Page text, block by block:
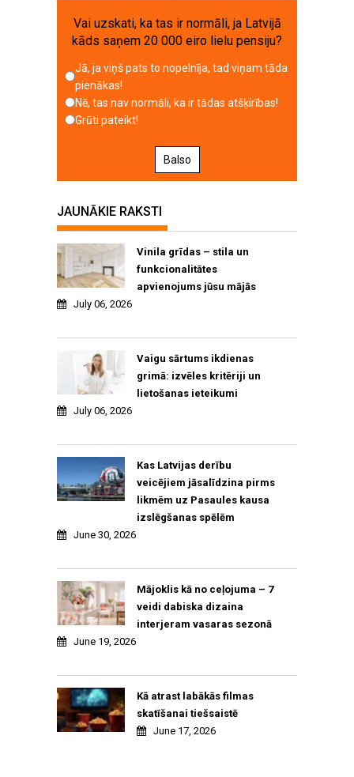
Vai uzskati, ka tas ir normāli, ja Latvijā
kāds saņem 20 000 eiro lielu pensiju?
Jā, ja viņš pats to nopelnīja, tad viņam tāda
pienākas!
Nē, tas nav normāli, ka ir tādas atšķirības!
Grūti pateikt!
Balso
JAUNĀKIE RAKSTI
Vinila grīdas – stila un
funkcionalitātes
apvienojums jūsu mājās
July 06, 2026
Vaigu sārtums ikdienas
grimā: izvēles kritēriji un
lietošanas ieteikumi
July 06, 2026
Kas Latvijas derību
veicējiem jāsalīdzina pirms
likmēm uz Pasaules kausa
izslēgšanas spēlēm
June 30, 2026
Mājoklis kā no ceļojuma – 7
veidi dabiska dizaina
interjeram vasaras sezonā
June 19, 2026
Kā atrast labākās filmas
skatīšanai tiešsaistē
June 17, 2026